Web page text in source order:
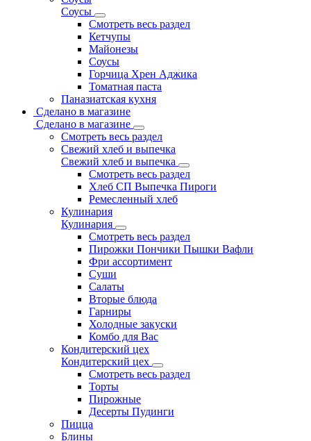
Соусы
Смотреть весь раздел
Кетчупы
Майонезы
Соусы
Горчица Хрен Аджика
Томатная паста
Паназиатская кухня
Сделано в магазине
Сделано в магазине
Смотреть весь раздел
Свежий хлеб и выпечка
Свежий хлеб и выпечка
Смотреть весь раздел
Хлеб СП Выпечка Пироги
Ремесленный хлеб
Кулинария
Кулинария
Смотреть весь раздел
Пирожки Пончики Пышки Вафли
Фри ассортимент
Суши
Салаты
Вторые блюда
Гарниры
Холодные закуски
Комбо для Вас
Кондитерский цех
Кондитерский цех
Смотреть весь раздел
Торты
Пирожные
Десерты Пудинги
Пицца
Блины